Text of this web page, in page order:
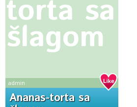
torta sa
šlagom
admin
Ananas-torta sa